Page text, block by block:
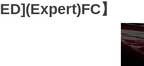
ED](Expert)FC】